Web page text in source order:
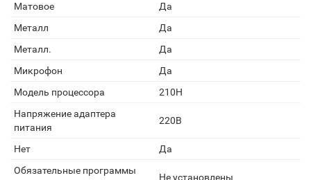
Матовое
Да
Металл
Да
Металл.
Да
Микрофон
Да
Модель процессора
210H
Напряжение адаптера
питания
220В
Нет
Да
Обязательные программы
Не установлены